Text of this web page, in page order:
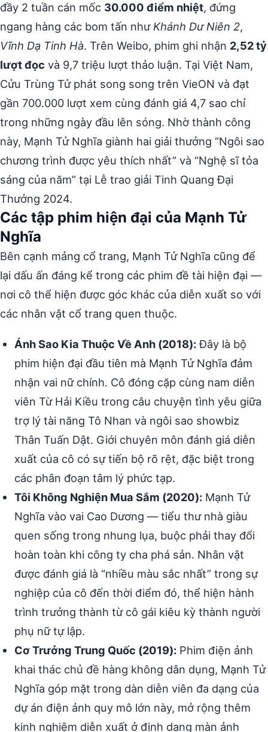
đầy 2 tuần cán mốc 30.000 điểm nhiệt, đứng
ngang hàng các bom tấn nhưKhánh Dư Niên 2,
Vĩnh Dạ Tinh Hà. Trên Weibo, phim ghi nhận 2,52 tỷ
lượt đọc và 9,7 triệu lượt thảo luận. Tại Việt Nam,
Cửu Trùng Tử phát song song trên VieON và đạt
gần 700.000 lượt xem cùng đánh giá 4,7 sao chỉ
trong những ngày đầu lên sóng. Nhờ thành công
này, Mạnh Tử Nghĩa giành hai giải thưởng “Ngôi sao
chương trình được yêu thích nhất” và “Nghệ sĩ tỏa
sáng của năm” tại Lễ trao giải Tinh Quang Đại
Thưởng 2024.
Các tập phim hiện đại của Mạnh Tử
Nghĩa
Bên cạnh mảng cổ trang, Mạnh Tử Nghĩa cũng để
lại dấu ấn đáng kể trong các phim đề tài hiện đại —
nơi cô thể hiện được góc khác của diễn xuất so với
các nhân vật cổ trang quen thuộc.
Ánh Sao Kia Thuộc Về Anh (2018):Đây là bộ
phim hiện đại đầu tiên mà Mạnh Tử Nghĩa đảm
nhận vai nữ chính. Cô đóng cặp cùng nam diễn
viên Từ Hải Kiều trong câu chuyện tình yêu giữa
trợ lý tài năng Tô Nhan và ngôi sao showbiz
Thân Tuấn Dật. Giới chuyên môn đánh giá diễn
xuất của cô có sự tiến bộ rõ rệt, đặc biệt trong
các phân đoạn tâm lý phức tạp.
Tôi Không Nghiện Mua Sắm (2020): Mạnh Tử
Nghĩa vào vai Cao Dương — tiểu thư nhà giàu
quen sống trong nhung lụa, buộc phải thay đổi
hoàn toàn khi công ty cha phá sản. Nhân vật
được đánh giá là “nhiều màu sắc nhất” trong sự
nghiệp của cô đến thời điểm đó, thể hiện hành
trình trưởng thành từ cô gái kiêu kỳ thành người
phụ nữ tự lập.
Cơ Trưởng Trung Quốc (2019): Phim điện ảnh
khai thác chủ đề hàng không dân dụng, Mạnh Tử
Nghĩa góp mặt trong dàn diễn viên đa dạng của
dự án điện ảnh quy mô lớn này, mở rộng thêm
kinh nghiệm diễn xuất ở định dạng màn ảnh